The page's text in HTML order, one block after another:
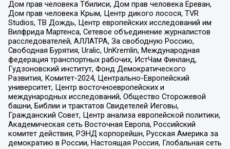
Дом прав человека Тбилиси, Дом прав человека Ереван,
Дом прав человека Крым, Центр дикого лосося, TVR
Studios, ТВ Дождь, Центр европейских исследований им
Вилфрида Мартенса, Сетевое объединение журналистов
расследователей, АЛЛАТРА, За свободную Россию,
Свободная Бурятия, Uralic, UnKremlin, Международная
федерация транспортных рабочих, ИстЧам Финланд,
Гудзоновский институт, Фонд Демократического
Развития, Комитет-2024, Центрально-Европейский
университет, Центр восточноевропейских и
международных исследований, Общество Сторожевой
башни, Библии и трактатов Свидетелей Иеговы,
Гражданский Совет, Центр анализа европейской политики,
Академическая сеть Восточная Европа, Российский
комитет действия, РЭНД корпорейшн, Русская Америка за
демократию в России, Настоящая Россия, Глобальная сеть